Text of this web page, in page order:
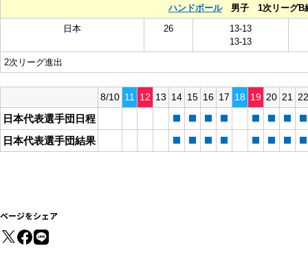
ハンドボール男子 1次リーグB
日本
26
13‐13
13‐13
2次リーグ進出
8/10 11 12 13 14 15 16 17 18 19 20 21 22
日本代表選手団日程
日本代表選手団結果
ページをシェア